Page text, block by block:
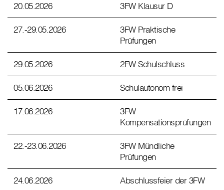
20.05.2026 3FW Klausur D
27.-29.05.2026
3FW Praktische
Prüfungen
29.05.2026 2FW Schulschluss
05.06.2026 Schulautonom frei
17.06.2026
3FW
Kompensationsprüfungen
22.-23.06.2026
3FW Mündliche
Prüfungen
24.06.2026 Abschlussfeier der 3FW